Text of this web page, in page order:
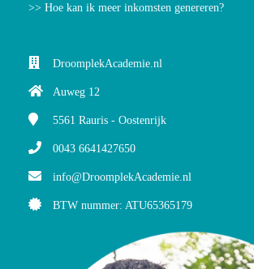
>> Hoe kan ik meer inkomsten genereren?
DroomplekAcademie.nl
Auweg 12
5561 Rauris - Oostenrijk
0043 6641427650
info@DroomplekAcademie.nl
BTW nummer: ATU65365179